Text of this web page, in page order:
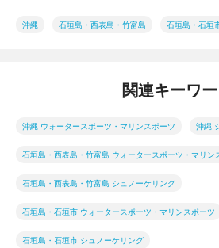
沖縄 石垣島・西表島・竹富島 石垣島・石垣
関連キーワ
沖縄 ウォータースポーツ・マリンスポーツ 沖縄
石垣島・西表島・竹富島 ウォータースポーツ・マリン
石垣島・西表島・竹富島 シュノーケリング
石垣島・石垣市 ウォータースポーツ・マリンスポーツ
石垣島・石垣市 シュノーケリング